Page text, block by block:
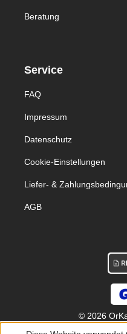
Beratung
Service
FAQ
Impressum
Datenschutz
Cookie-Einstellungen
Liefer- &
AGB
© 2026